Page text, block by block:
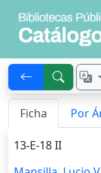
Ficha Por
13-E-18 II